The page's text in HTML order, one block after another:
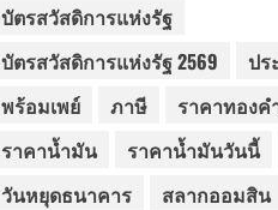
บัตรสวัสดิการแห่งรัฐ
บัตรสวัสดิการแห่งรัฐ 2569
ปร
พร้อมเพย์
ภาษี
ราคาทองค
ราคาน้ำมัน
ราคาน้ำมันวันนี้
วันหยุดธนาคาร
สลากออมสิน